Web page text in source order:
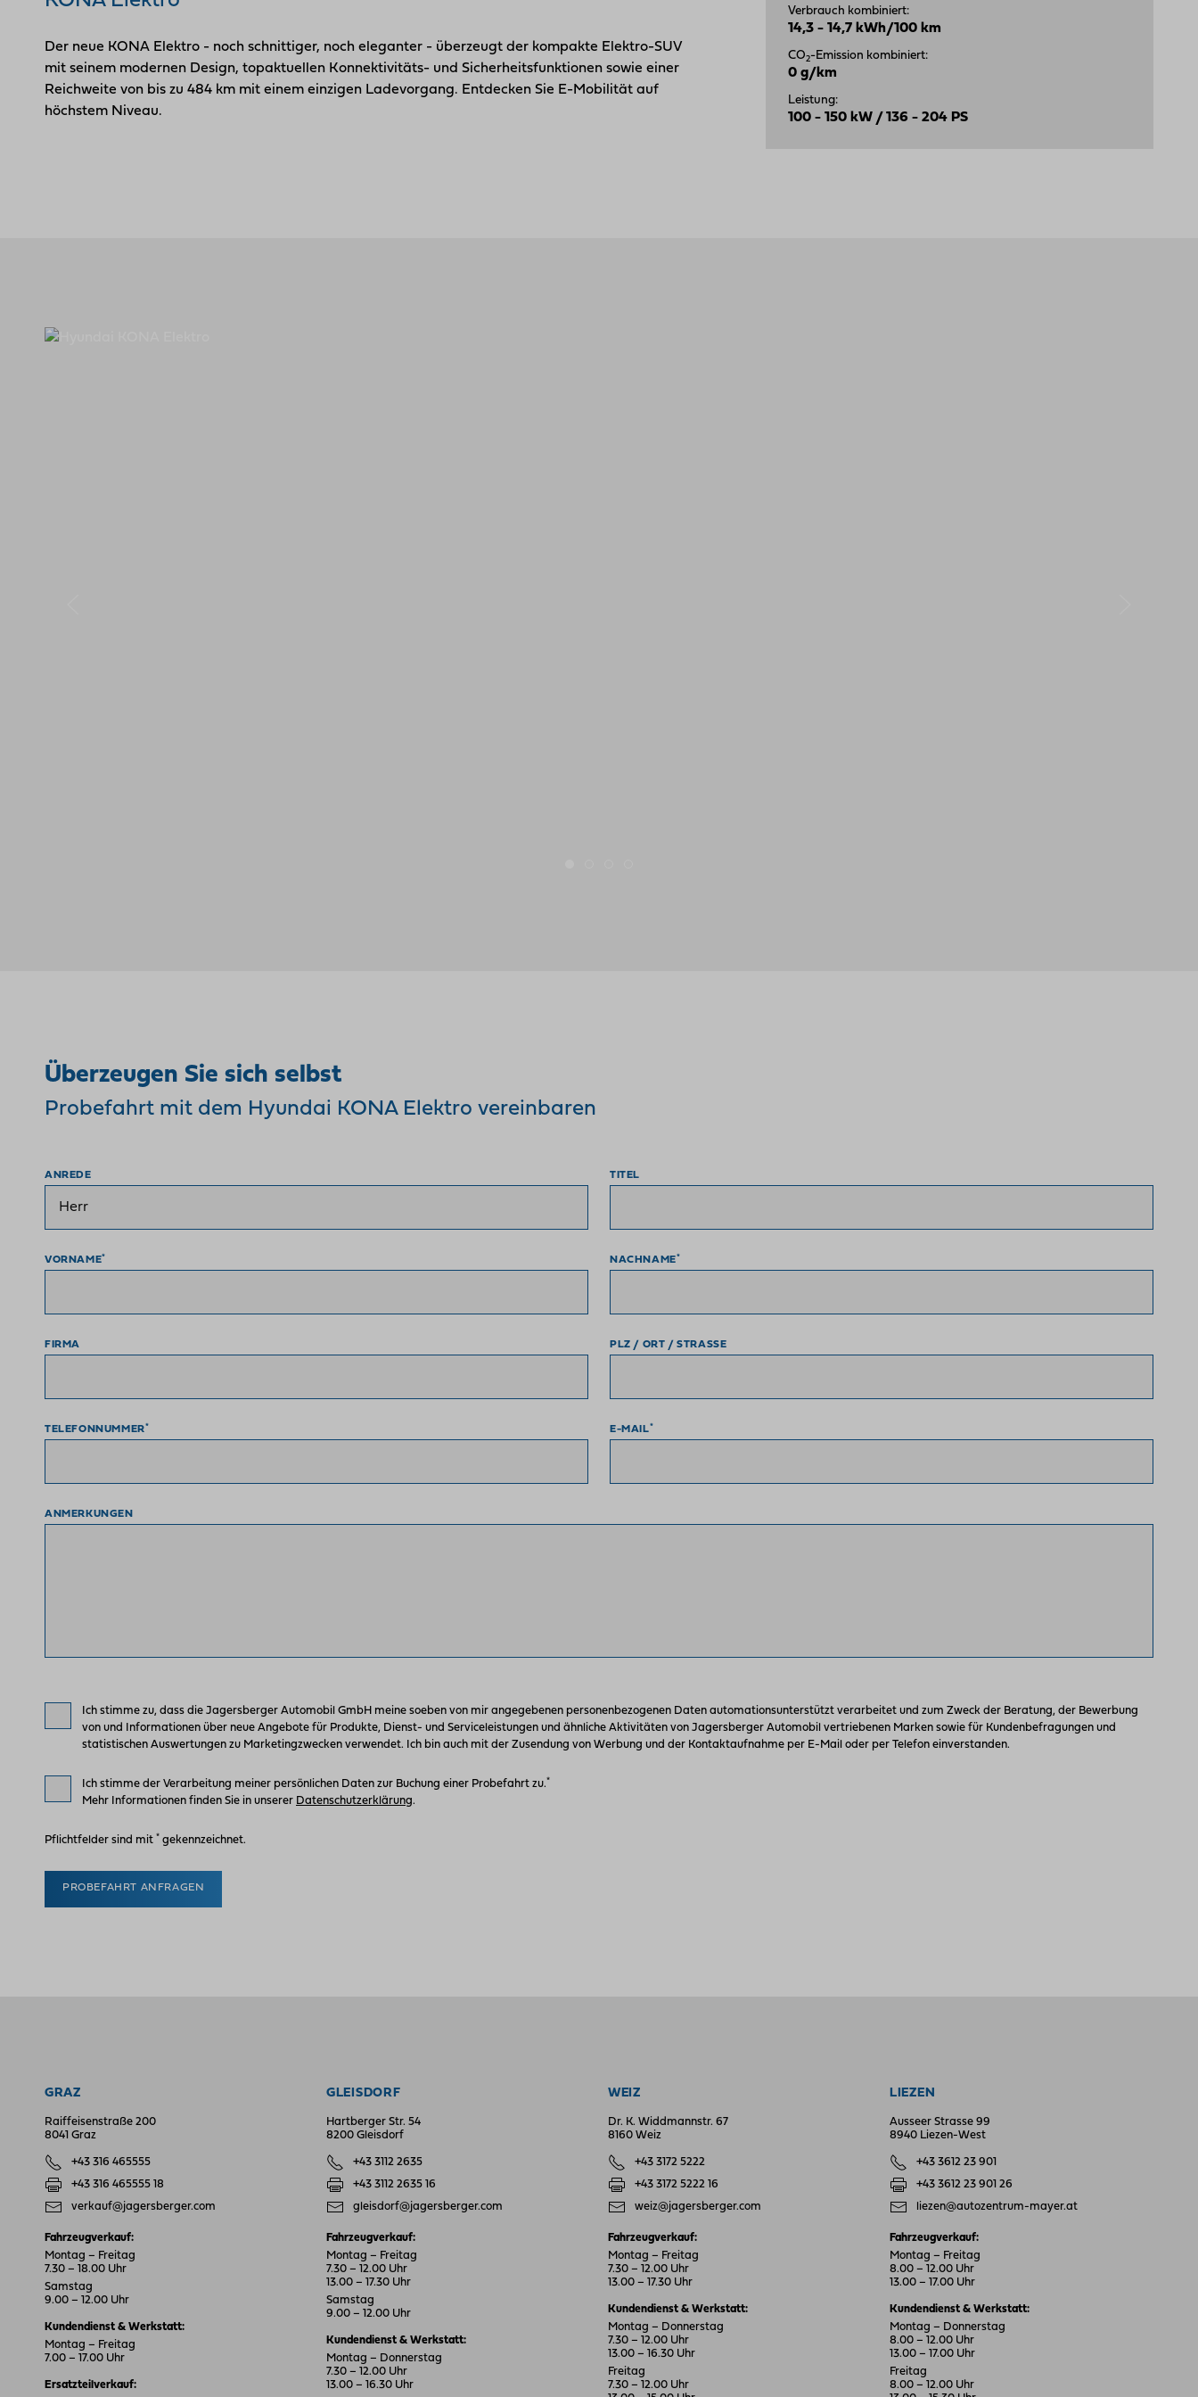
Der neue KONA Elektro - noch schnittiger, noch eleganter - überzeugt der kompakte Elektro-SUV
mit seinem modernen Design, topaktuellen Konnektivitäts- und Sicherheits­funktionen sowie einer
Reichweite von bis zu 484 km mit einem einzigen Ladevorgang. Entdecken Sie E-Mobilität auf
höchstem Niveau.
Verbrauch kombiniert:
14,3 - 14,7 kWh/100 km
CO2-Emission kombiniert:
0 g/km
Leistung:
100 - 150 kW / 136 - 204 PS
Überzeugen Sie sich selbst
Probefahrt mit dem Hyundai KONA Elektro vereinbaren
ANREDE TITEL
VORNAME* NACHNAME*
FIRMA PLZ / ORT / STRASSE
TELEFONNUMMER* E-MAIL*
ANMERKUNGEN
Ich stimme zu, dass die Jagersberger Automobil GmbH meine soeben von mir angegebenen personenbezogenen Daten automationsunterstützt verarbeitet und zum Zweck der Beratung, der Bewerbung
von und Informationen über neue Angebote für Produkte, Dienst- und Serviceleistungen und ähnliche Aktivitäten von Jagersberger Automobil vertriebenen Marken sowie für Kundenbefragungen und
statistischen Auswertungen zu Marketingzwecken verwendet. Ich bin auch mit der Zusendung von Werbung und der Kontaktaufnahme per E-Mail oder per Telefon einverstanden.
Ich stimme der Verarbeitung meiner persönlichen Daten zur Buchung einer Probefahrt zu.*
Mehr Informationen finden Sie in unserer Datenschutzerklärung.
Pflichtfelder sind mit * gekennzeichnet.
GRAZ
Raiffeisenstraße 200
8041 Graz
+43 316 465555
+43 316 465555 18
verkauf@jagersberger.com
Fahrzeugverkauf:
Montag – Freitag
7.30 – 18.00 Uhr
Samstag
9.00 – 12.00 Uhr
Kundendienst & Werkstatt:
Montag – Freitag
7.00 – 17.00 Uhr
Ersatzteilverkauf:
GLEISDORF
Hartberger Str. 54
8200 Gleisdorf
+43 3112 2635
+43 3112 2635 16
gleisdorf@jagersberger.com
Fahrzeugverkauf:
Montag – Freitag
7.30 – 12.00 Uhr
13.00 – 17.30 Uhr
Samstag
9.00 – 12.00 Uhr
Kundendienst & Werkstatt:
Montag – Donnerstag
7.30 – 12.00 Uhr
13.00 – 16.30 Uhr
WEIZ
Dr. K. Widdmannstr. 67
8160 Weiz
+43 3172 5222
+43 3172 5222 16
weiz@jagersberger.com
Fahrzeugverkauf:
Montag – Freitag
7.30 – 12.00 Uhr
13.00 – 17.30 Uhr
Kundendienst & Werkstatt:
Montag – Donnerstag
7.30 – 12.00 Uhr
13.00 – 16.30 Uhr
Freitag
7.30 – 12.00 Uhr
LIEZEN
Ausseer Strasse 99
8940 Liezen-West
+43 3612 23 901
+43 3612 23 901 26
liezen@autozentrum-mayer.at
Fahrzeugverkauf:
Montag – Freitag
8.00 – 12.00 Uhr
13.00 – 17.00 Uhr
Kundendienst & Werkstatt:
Montag – Donnerstag
8.00 – 12.00 Uhr
13.00 – 17.00 Uhr
Freitag
8.00 – 12.00 Uhr